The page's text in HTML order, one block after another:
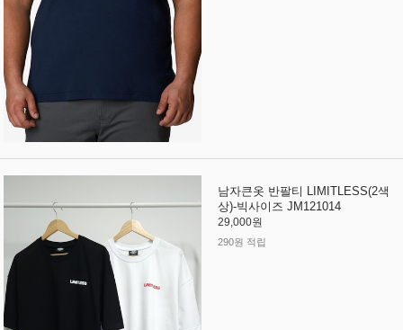
남자큰옷 반팔티 LIMITLESS(2색
상)-빅사이즈 JM121014
29,000원
290원 적립